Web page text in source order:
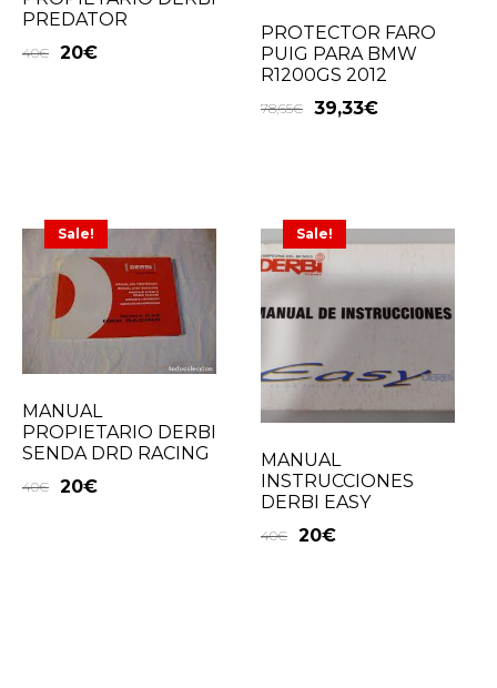
PREDATOR
40€ 20€
PROTECTOR FARO
PUIG PARA BMW
R1200GS 2012
78,65€ 39,33€
Sale!
MANUAL
PROPIETARIO DERBI
SENDA DRD RACING
40€ 20€
Sale!
MANUAL
INSTRUCCIONES
DERBI EASY
40€ 20€